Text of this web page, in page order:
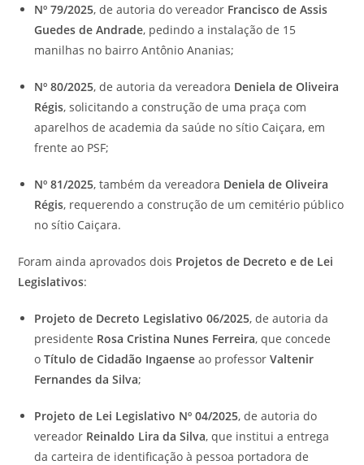
Nº 79/2025, de autoria do vereador Francisco de Assis
Guedes de Andrade, pedindo a instalação de 15
manilhas no bairro Antônio Ananias;
Nº 80/2025, de autoria da vereadora Deniela de Oliveira
Régis, solicitando a construção de uma praça com
aparelhos de academia da saúde no sítio Caiçara, em
frente ao PSF;
Nº 81/2025, também da vereadora Deniela de Oliveira
Régis, requerendo a construção de um cemitério público
no sítio Caiçara.
Foram ainda aprovados dois Projetos de Decreto e de Lei
Legislativos:
Projeto de Decreto Legislativo 06/2025, de autoria da
presidente Rosa Cristina Nunes Ferreira, que concede
oTítulo de Cidadão Ingaense ao professorValtenir
Fernandes da Silva;
Projeto de Lei Legislativo Nº 04/2025, de autoria do
vereador Reinaldo Lira da Silva, que institui a entrega
da carteira de identificação à pessoa portadora de